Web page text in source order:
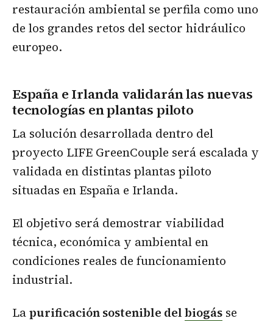
restauración ambiental se perfila como uno
de los grandes retos del sector hidráulico
europeo.
España e Irlanda validarán las nuevas
tecnologías en plantas piloto
La solución desarrollada dentro del
proyecto LIFE GreenCouple será escalada y
validada en distintas plantas piloto
situadas en España e Irlanda.
El objetivo será demostrar viabilidad
técnica, económica y ambiental en
condiciones reales de funcionamiento
industrial.
Lapurificación sostenible delbiogás se